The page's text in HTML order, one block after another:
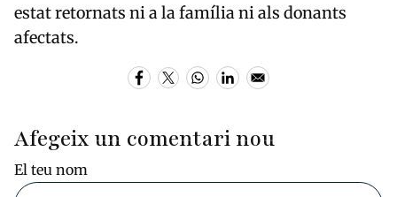
estat retornats ni a la família ni als donants
afectats.
Afegeix un comentari nou
El teu nom